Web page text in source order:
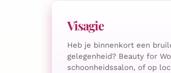
Visagie
Heb je binnenkort een
gelegenheid? Beauty for
schoonheidssalon, of op